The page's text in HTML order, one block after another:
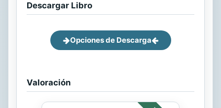
Descargar Libro
Opciones de Descarga
Valoración